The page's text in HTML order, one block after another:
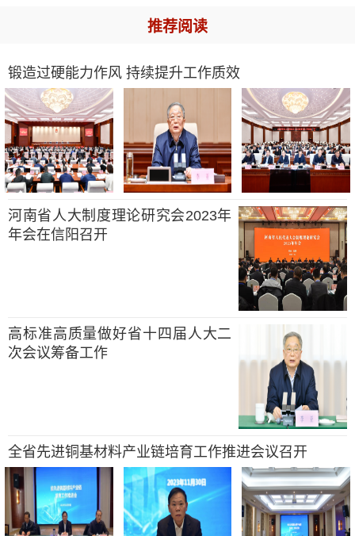
推荐阅读
锻造过硬能力作风 持续提升工作质效
河南省人大制度理论研究会2023年
年会在信阳召开
高标准高质量做好省十四届人大二
次会议筹备工作
全省先进铜基材料产业链培育工作推进会议召开